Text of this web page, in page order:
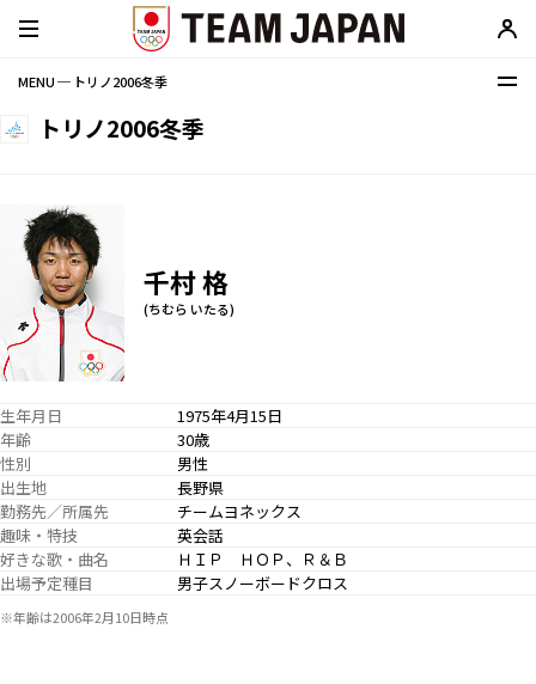
MENU ─ トリノ2006冬季
トリノ2006冬季
千村 格
(ちむら いたる)
生年月日
1975年4月15日
年齢
30歳
性別
男性
出生地
長野県
勤務先／所属先
チームヨネックス
趣味・特技
英会話
好きな歌・曲名
ＨＩＰ ＨＯＰ、Ｒ＆Ｂ
出場予定種目
男子スノーボードクロス
※年齢は2006年2月10日時点